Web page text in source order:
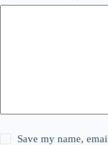
Save my name,